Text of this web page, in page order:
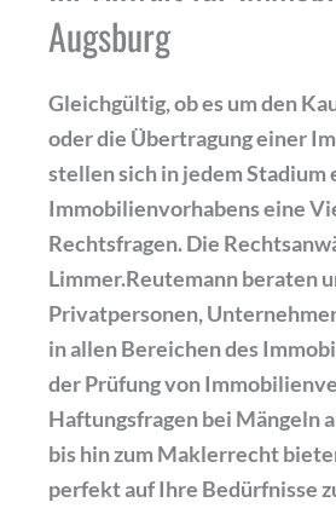
Augsburg
Gleichgültig, ob es um den
oder die Übertragung einer
stellen sich in jedem Stadium
Immobilienvorhabens eine
Rechtsfragen. Die
Limmer.Reutemann beraten
Privatpersonen,
in allen Bereichen des
der Prüfung von
Haftungsfragen bei Mängeln
bis hin zum Maklerrecht
perfekt auf Ihre Bedürfnisse